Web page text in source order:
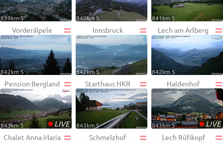
839km S 840km S 841km S
Vorderälpele
842km S
Innsbruck
842km S
Lech am Arlberg
842km S
Pension Bergland
•LIVE
843km S
Starthaus HKR
843km S
Haldenhof
•LIVE
843km S
Chalet Anna Maria Schmelzhof Lech Rüfikopf